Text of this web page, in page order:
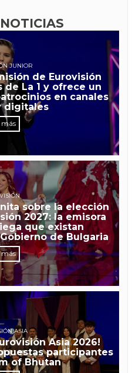
JUNIOR
de Eurovisión
de La 1 y ofrece un
en canales
digitales
más
sobre la elección
2027: la emisora
que existan
de Bulgaria
más
ASIA
Asia 2026!
participantes
of Bhutan